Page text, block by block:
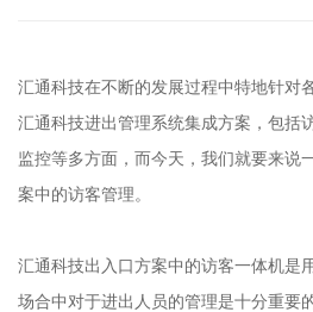
汇通科技在不断的发展过程中特地针对
汇通科技进出管理系统集成方案，包括
监控等多方面，而今天，我们就要来说
案中的访客管理。
汇通科技出入口方案中的访客一体机是
场合中对于进出人员的管理是十分重要